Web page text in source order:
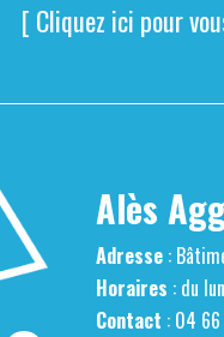
[ Cliquez ici pour
Alès
Adresse:
Horaires : du
Contact : 04